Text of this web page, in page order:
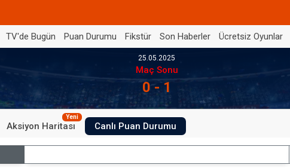
TV'de Bugün Puan Durumu Fikstür Son Haberler Ücretsiz Oyunlar
25.05.2025
Maç Sonu
0 - 1
Aksiyon Haritası
Yeni
Canlı Puan Durumu